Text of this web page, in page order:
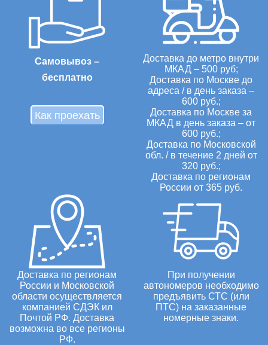
Самовывоз –
бесплатно
Как проехать
Доставка до метро внутри
МКАД – 500 руб;
Доставка по Москве до
адреса / в день заказа –
600 руб.;
Доставка по Москве за
МКАД в день заказа – от
600 руб.;
Доставка по Московской
обл. / в течение 2 дней от
320 руб.;
Доставка по регионам
России от 365 руб.
Доставка по регионам
России и Московской
области осуществляется
компанией СДЭК ил
Почтой РФ. Доставка
возможна во все регионы
РФ.
При получении
автономеров необходимо
предъявить СТС (или
ПТС) на заказанные
номерные знаки.